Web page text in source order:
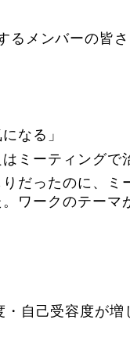
るメンバーの皆
なる」
ミーティングで
だったのに、
ワークのテーマ
・自己受容度が増